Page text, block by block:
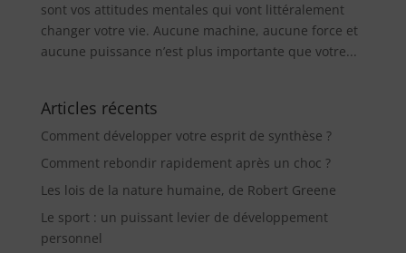
sont vos attitudes mentales qui vont littéralement
changer votre vie. Aucune machine, aucune force et
aucune puissance n’est plus importante que votre...
Articles récents
Comment développer votre esprit de synthèse ?
Comment rebondir rapidement après un choc ?
Les lois de la nature humaine, de Robert Greene
Le sport : un puissant levier de développement
personnel